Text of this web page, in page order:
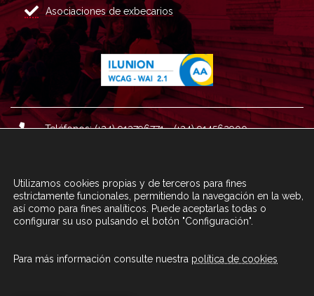
Asociaciones de exbecarios
Teléfonos: (+34) 913796771 - (+34) 914562900
Correo : informacion@fundacioncarolina.es
CONTACTA CON FCA TRAVÉS DEL
Utilizamos cookies propias y de terceros para fines
estrictamente funcionales, permitiendo la navegación en la web,
así como para fines analíticos. Puede aceptarlas todas o
configurar su uso pulsando el botón "Configuración".
Para más información consulte nuestra política de cookies